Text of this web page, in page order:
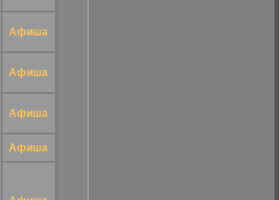
Афиша
Афиша
Афиша
Афиша